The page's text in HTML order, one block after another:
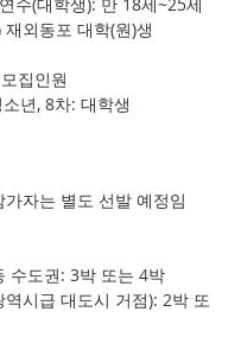
외동포 대학(원)생
집인원
년, 8차: 대학생
가자는 별도 선발 예정임
수도권: 3박 또는 4박